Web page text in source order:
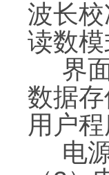
波长
读数
界面
数据
用户
电源